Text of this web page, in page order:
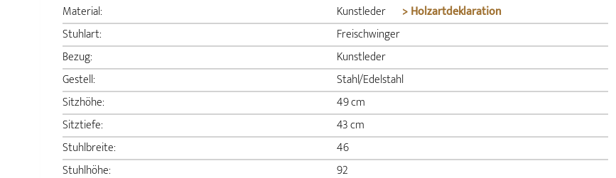
Material: Kunstleder
> Holzartdeklaration
Stuhlart:
Freischwinger
Bezug:
Kunstleder
Gestell:
Stahl/Edelstahl
Sitzhöhe:
49 cm
Sitztiefe:
43 cm
Stuhlbreite:
46
Stuhlhöhe:
92